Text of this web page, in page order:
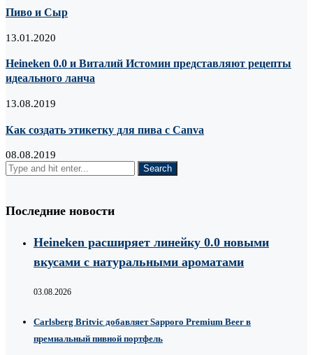
Пиво и Сыр
13.01.2020
Heineken 0.0 и Виталий Истомин представляют рецепты
идеального ланча
13.08.2019
Как создать этикетку для пива с Canva
08.08.2019
Последние новости
Heineken расширяет линейку 0.0 новыми
вкусами с натуральными ароматами
03.08.2026
Carlsberg Britvic добавляет Sapporo Premium Beer в
премиальный пивной портфель